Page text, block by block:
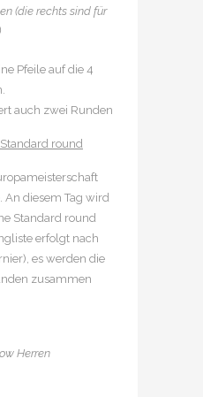
(die rechts sind für
Pfeile auf die 4
auch zwei Runden
round
An diesem Tag wird
Standard round
erfolgt nach
es werden die
zusammen
Herren